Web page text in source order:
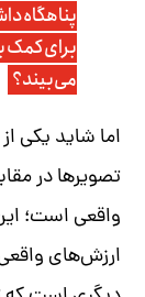
پناهگاه
برای کمک
می‌بیند؟
اما شاید یکی
تصویرها در
واقعی است؛
ارزش‌های